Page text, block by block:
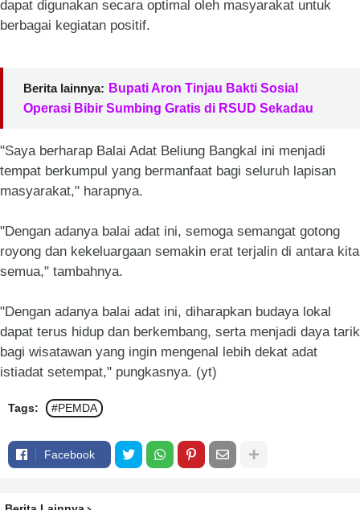
dapat digunakan secara optimal oleh masyarakat untuk
berbagai kegiatan positif.
Berita lainnya: Bupati Aron Tinjau Bakti Sosial
Operasi Bibir Sumbing Gratis di RSUD Sekadau
"Saya berharap Balai Adat Beliung Bangkal ini menjadi
tempat berkumpul yang bermanfaat bagi seluruh lapisan
masyarakat," harapnya.
"Dengan adanya balai adat ini, semoga semangat gotong
royong dan kekeluargaan semakin erat terjalin di antara kita
semua," tambahnya.
"Dengan adanya balai adat ini, diharapkan budaya lokal
dapat terus hidup dan berkembang, serta menjadi daya tarik
bagi wisatawan yang ingin mengenal lebih dekat adat
istiadat setempat," pungkasnya. (yt)
Tags: #PEMDA
Facebook